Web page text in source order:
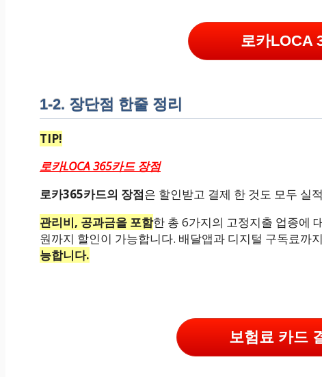
로카LOCA
1-2. 장단점 한줄 정리
TIP!
로카LOCA 365카드 장점
로카365카드의 장점은 할인받고 결제 한 것도 모두 실
관리비, 공과금을 포함한 총 6가지의 고정지출 업종에
원까지 할인이 가능합니다. 배달앱과 디지털 구독료까
능합니다.
보험료 카드